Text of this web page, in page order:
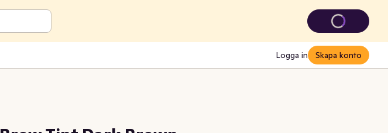
Logga in Skapa konto